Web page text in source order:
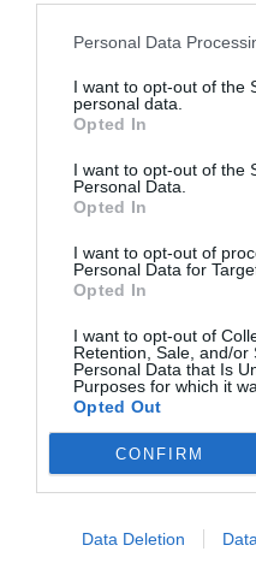
Personal Data
I want to opt-out of the
personal data.
Opted In
I want to opt-out of the
Personal Data.
Opted In
I want to opt-out of
Personal Data for
Opted In
I want to opt-out of
Retention, Sale, and/or
Personal Data that Is
Purposes for which it
Opted Out
CONFIRM
Data Deletion